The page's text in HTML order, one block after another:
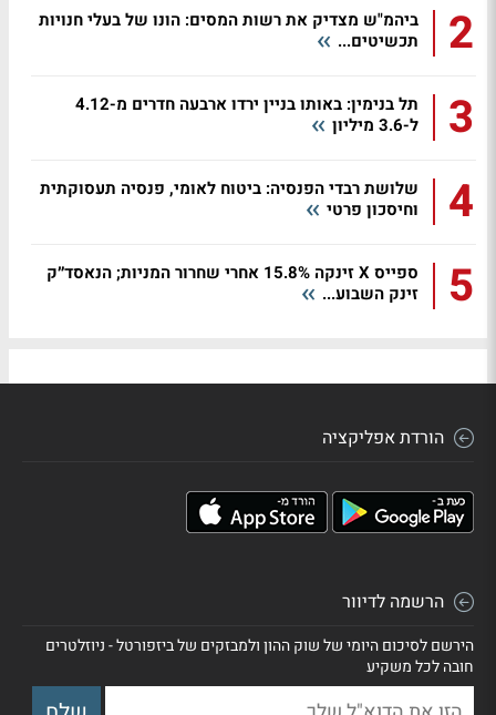
2
ביהמ"ש מצדיק את רשות המסים: הונו של בעלי חנויות
תכשיטים...
3
תל בנימין: באותו בניין ירדו ארבעה חדרים מ-4.12
ל-3.6 מיליון
4
שלושת רבדי הפנסיה: ביטוח לאומי, פנסיה תעסוקתית
וחיסכון פרטי
5
ספייס X זינקה 15.8% אחרי שחרור המניות; הנאסד״ק
זינק השבוע...
הורדת אפליקציה
הרשמה לדיוור
הירשם לסיכום היומי של שוק ההון ולמבזקים של ביזפורטל - ניוזלטרים
חובה לכל משקיע